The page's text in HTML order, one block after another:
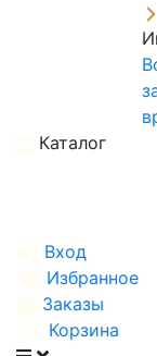
Каталог
Вход
Избранное
Заказы
Корзина